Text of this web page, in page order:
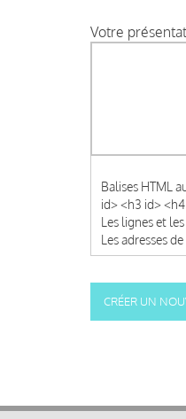
Votre
Balises HTML
id> <h3 id>
Les lignes et
Les adresses